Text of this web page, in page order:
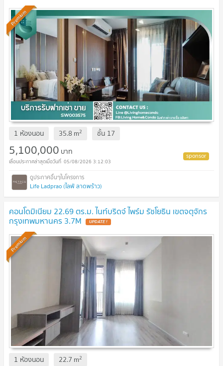
-SW003575
Premium
1 ห้องนอน 35.8m2 ชั้น 17
5,100,000 บาท
05/08/2026 3:12:03
Life Ladprao (ไลฟ์ ลาดพร้าว)
คอนโดมิเนียม 22.69 ตร.ม. ไนท์บริดจ์ ไพร์ม รัชโยธิน เขตจตุจักร
กรุงเทพมหานคร 3.7M
Premium
1 ห้องนอน 22.7 m2